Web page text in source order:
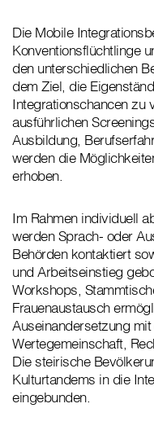
Die Mobile
Konventionsflüchtlinge
den unterschiedlichen
dem Ziel, die
Integrationschancen zu
ausführlichen
Ausbildung,
werden die
erhoben.
Im Rahmen individuell
werden Sprach- oder
Behörden kontaktiert
und Arbeitseinstieg
Workshops,
Frauenaustausch
Auseinandersetzung
Wertegemeinschaft,
Die steirische
Kulturtandems in die
eingebunden.